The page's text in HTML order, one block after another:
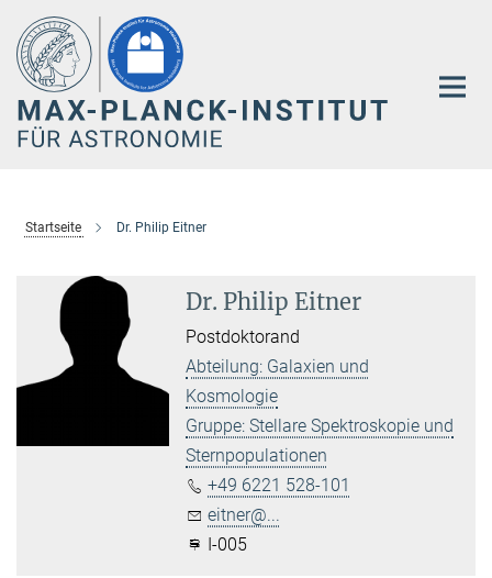
Hauptinhalt
Startseite Dr. Philip Eitner
Dr. Philip Eitner
Postdoktorand
Abteilung: Galaxien und
Kosmologie
Gruppe: Stellare Spektroskopie und
Sternpopulationen
+49 6221 528-101
eitner@...
I-005